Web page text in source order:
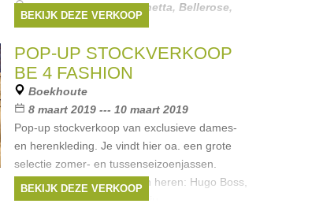
Merken:Armani,Simonetta, Bellerose,
Rondinella,Maan, ...
BEKIJK DEZE VERKOOP
POP-UP STOCKVERKOOP
BE 4 FASHION
Boekhoute
8 maart 2019 --- 10 maart 2019
Pop-up stockverkoop van exclusieve dames-
en herenkleding. Je vindt hier oa. een grote
selectie zomer- en tussenseizoenjassen.
Kortingen tot -70%. Merken heren: Hugo Boss,
Armani... Merken dames: Liu
BEKIJK DEZE VERKOOP